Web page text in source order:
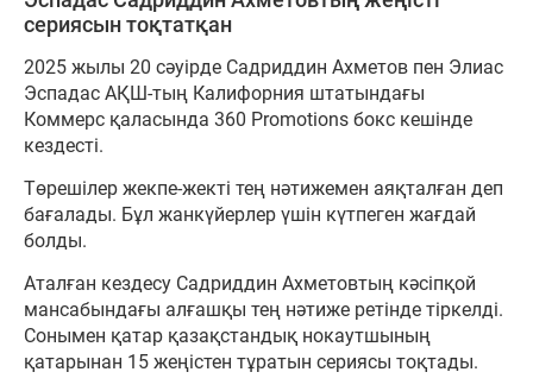
сериясын тоқтатқан
2025 жылы 20 сәуірде Садриддин Ахметов пен Элиас
Эспадас АҚШ-тың Калифорния штатындағы
Коммерс қаласында 360 Promotions бокс кешінде
кездесті.
Төрешілер жекпе-жекті тең нәтижемен аяқталған деп
бағалады. Бұл жанкүйерлер үшін күтпеген жағдай
болды.
Аталған кездесу Садриддин Ахметовтың кәсіпқой
мансабындағы алғашқы тең нәтиже ретінде тіркелді.
Сонымен қатар қазақстандық нокаутшының
қатарынан 15 жеңістен тұратын сериясы тоқтады.